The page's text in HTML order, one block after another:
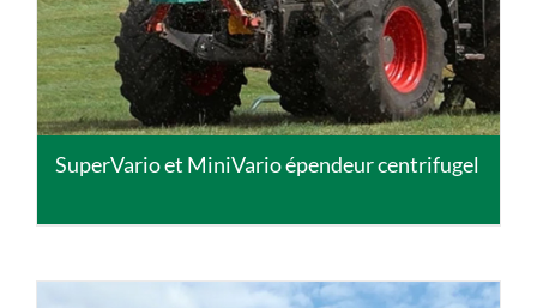
SuperVario et MiniVario épendeur centrifugel